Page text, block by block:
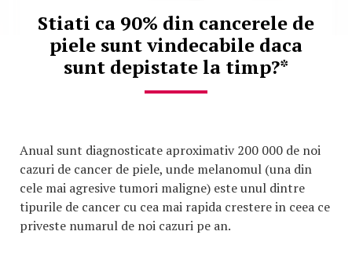
Stiati ca 90% din cancerele de
piele sunt vindecabile daca
sunt depistate la timp?*
Anual sunt diagnosticate aproximativ 200 000 de noi
cazuri de cancer de piele, unde melanomul (una din
cele mai agresive tumori maligne) este unul dintre
tipurile de cancer cu cea mai rapida crestere in ceea ce
priveste numarul de noi cazuri pe an.